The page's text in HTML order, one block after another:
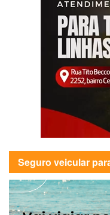
Seguro veicular